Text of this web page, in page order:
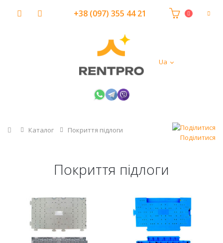
Ua
+38 (097) 355 44 21
Головна
Каталог
Покриття підлоги
Поділитися
Покриття підлоги